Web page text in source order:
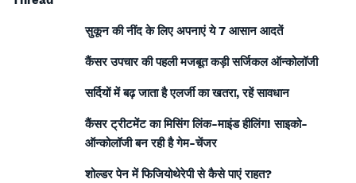
सुकून की नींद के लिए अपनाएं ये 7 आसान आदतें
कैंसर उपचार की पहली मजबूत कड़ी सर्जिकल ऑन्कोलॉजी
सर्दियों में बढ़ जाता है एलर्जी का खतरा, रहें सावधान
कैंसर ट्रीटमेंट का मिसिंग लिंक-माइंड हीलिंग! साइको-
ऑन्कोलॉजी बन रही है गेम-चेंजर
शोल्डर पेन में फिजियोथेरेपी से कैसे पाएं राहत?